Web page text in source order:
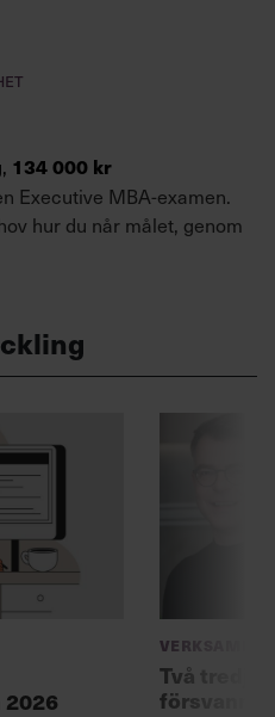
134 000 kr
Executive MBA-examen.
hur du når målet, genom
Två
försvann